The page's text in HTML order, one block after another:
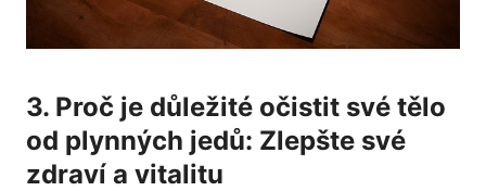
3. Proč je důležité očistit své tělo
od plynných jedů: Zlepšte své
zdraví a vitalitu